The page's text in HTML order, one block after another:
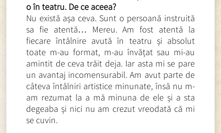
o în teatru. De ce aceea?
Nu există așa ceva. Sunt o persoană instruită
sa fie atentă… Mereu. Am fost atentă la
fiecare întâlnire avută în teatru și absolut
toate m-au format, m-au învățat sau mi-au
amintit de ceva trăit deja. Iar asta mi se pare
un avantaj incomensurabil. Am avut parte de
câteva întâlniri artistice minunate, însă nu m-
am rezumat la a mă minuna de ele și a sta
degeaba și nici nu am crezut vreodată că mi
se cuvin.